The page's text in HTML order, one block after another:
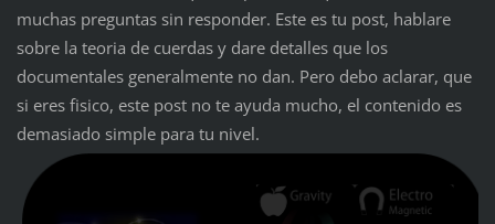
muchas preguntas sin responder. Este es tu post, hablare
sobre la teoria de cuerdas y dare detalles que los
documentales generalmente no dan. Pero debo aclarar, que
si eres fisico, este post no te ayuda mucho, el contenido es
demasiado simple para tu nivel.